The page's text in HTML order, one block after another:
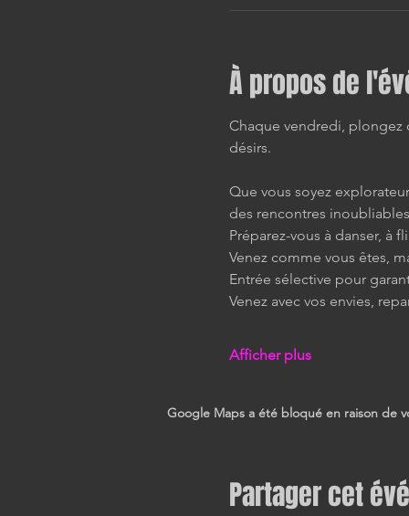
À propos de
Chaque vendredi, plongez
désirs.
Que vous soyez
des rencontres
Préparez-vous à danser, à
Venez comme vous êtes,
Entrée sélective pour
Venez avec vos envies,
Afficher plus
Google Maps a été bloqué en raison de
Partager cet